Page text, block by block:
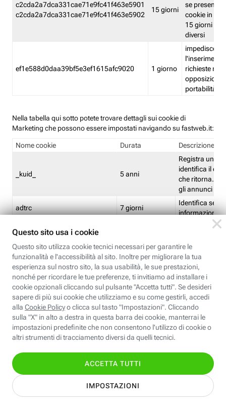
c2cda2a7dca331cae71e9fc41f463e5901
c2cda2a7dca331cae71e9fc41f463e5902
15 giorni
se presenti
cookie in un
15 giorni e
diversi
ef1e588d0daa39bf5e3ef1615afc9020 1 giorno
impedisce
l'inserimento
richieste
opposizione
portabilità
Nella tabella qui sotto potete trovare dettagli sui cookie di
Marketing che possono essere impostati navigando su fastweb.it:
Nome cookie Durata Descrizione
_kuid_ 5 anni
Registra un ID
identifica il
che ritorna.
gli annunci
adtrc 7 giorni
Identifica se
informazioni
CFFC<TagID>
Limite di
CM 1 giorno
Identifica se
ricontrollare
corrispondenti
(impostata da
CM14 14 giorni
Identifica se
ricontrollare
corrispondenti
(impostata da
pagine
EBFC<BannerID> 7 giorni
Identifica la
banner
Identifica la